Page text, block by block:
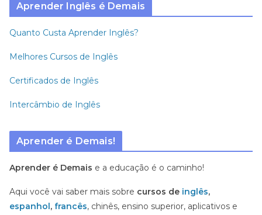
Aprender Inglês é Demais
Quanto Custa Aprender Inglês?
Melhores Cursos de Inglês
Certificados de Inglês
Intercâmbio de Inglês
Aprender é Demais!
Aprender é Demais e a educação é o caminho!
Aqui você vai saber mais sobre cursos de inglês,
espanhol, francês, chinês, ensino superior, aplicativos e